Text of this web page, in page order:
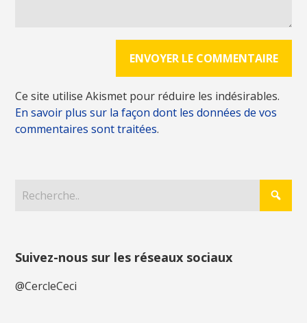
Ce site utilise Akismet pour réduire les indésirables.
En savoir plus sur la façon dont les données de vos
commentaires sont traitées.
Suivez-nous sur les réseaux sociaux
@CercleCeci